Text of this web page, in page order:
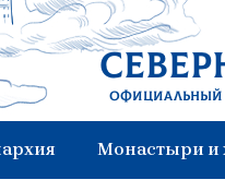
Официальный
Монастыри и